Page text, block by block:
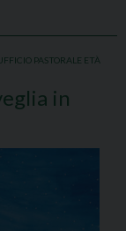
PASTORALE ETÀ
in